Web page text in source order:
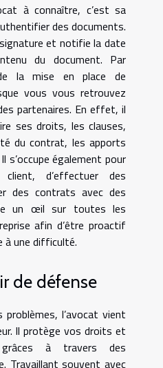
à connaître, c’est sa
des documents.
et notifie la date
du document. Par
la mise en place de
vous vous retrouvez
partenaires. En effet, il
ses droits, les clauses,
du contrat, les apports
s’occupe également pour
d’effectuer des
des contrats avec des
un œil sur toutes les
afin d’être proactif
à une difficulté.
de défense
l’avocat vient
Il protège vos droits et
à travers des
Travaillant souvent avec